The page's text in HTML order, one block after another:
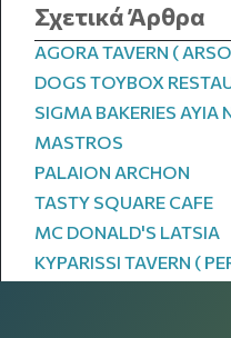
Σχετικά Άρθρα
AGORA TAVERN (
DOGS TOYBOX
SIGMA BAKERIES AYIA
MASTROS
PALAION ARCHON
TASTY SQUARE CAFE
MC DONALD'S LATSIA
KYPARISSI TAVERN (